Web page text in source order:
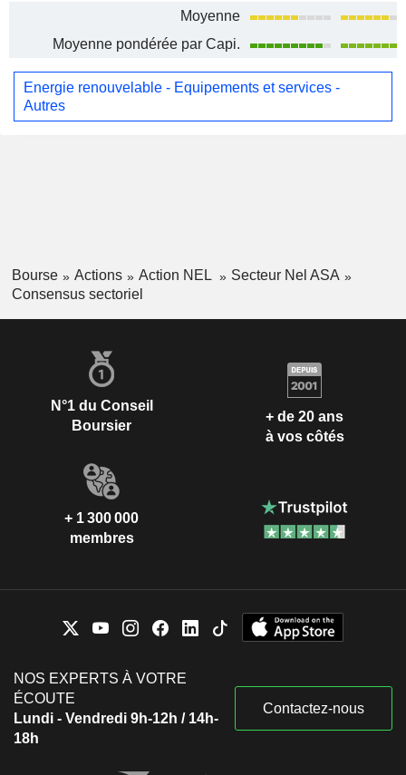
Moyenne
Moyenne pondérée par Capi.
Energie renouvelable - Equipements et services -
Autres
Bourse Actions Action NEL
Secteur Nel ASA
Consensus sectoriel
N°1 du Conseil
Boursier
+ de 20 ans
à vos côtés
+ 1 300 000
membres
NOS EXPERTS À VOTRE
ÉCOUTE
Lundi - Vendredi 9h-12h / 14h-
18h
Contactez-nous